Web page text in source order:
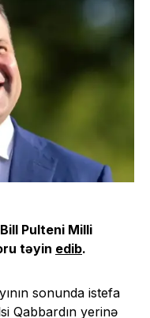
Pulteni Milli
təyin edib.
sonunda istefa
Qabbardın yerinə